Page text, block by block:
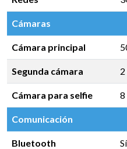
Cámaras
Cámara principal
Segunda cámara
Cámara para selfie
Comunicación
Bluetooth Sí